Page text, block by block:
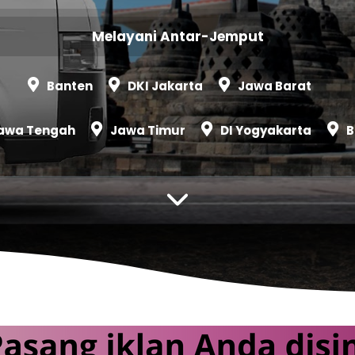
Melayani Antar-Jemput
Banten DKI Jakarta Jawa Barat
Tengah Jawa Timur DI Yogyakarta